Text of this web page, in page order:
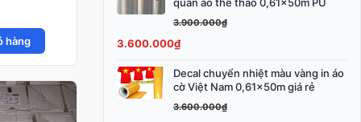
hàng
3.900.000₫
gốc
3.900.000₫.
3.600.000₫
hiện
là:
3.600.000₫.Decal chuyển nhiệt màu vàng in áo
cờ Việt Nam 0,61x50m giá rẻ
3.600.000₫
Giá
gốc
Giá
hiện